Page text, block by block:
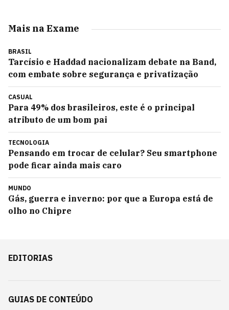
Mais na Exame
BRASIL
Tarcísio e Haddad nacionalizam debate na Band,
com embate sobre segurança e privatização
CASUAL
Para 49% dos brasileiros, este é o principal
atributo de um bom pai
TECNOLOGIA
Pensando em trocar de celular? Seu smartphone
pode ficar ainda mais caro
MUNDO
Gás, guerra e inverno: por que a Europa está de
olho no Chipre
EDITORIAS
GUIAS DE CONTEÚDO